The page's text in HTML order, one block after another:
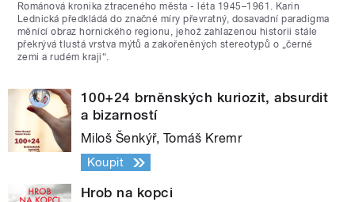
Románová kronika ztraceného města - léta 1945–1961. Karin
Lednická předkládá do značné míry převratný, dosavadní paradigma
měnící obraz hornického regionu, jehož zahlazenou historii stále
překrývá tlustá vrstva mýtů a zakořeněných stereotypů o „černé
zemi a rudém kraji“.
100+24 brněnských kuriozit, absurdit
a bizarností
Miloš Šenkýř, Tomáš Kremr
Koupit
Hrob na kopci